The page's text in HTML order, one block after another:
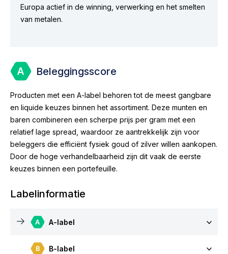
Europa actief in de winning, verwerking en het smelten
van metalen.
Beleggingsscore
Producten met een A-label behoren tot de meest gangbare
en liquide keuzes binnen het assortiment. Deze munten en
baren combineren een scherpe prijs per gram met een
relatief lage spread, waardoor ze aantrekkelijk zijn voor
beleggers die efficiënt fysiek goud of zilver willen aankopen.
Door de hoge verhandelbaarheid zijn dit vaak de eerste
keuzes binnen een portefeuille.
Labelinformatie
A-label
B-label